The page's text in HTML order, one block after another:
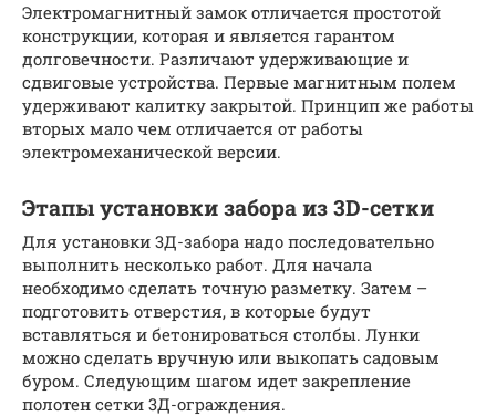
Электромагнитный замок отличается простотой
конструкции, которая и является гарантом
долговечности. Различают удерживающие и
сдвиговые устройства. Первые магнитным полем
удерживают калитку закрытой. Принцип же работы
вторых мало чем отличается от работы
электромеханической версии.
Этапы установки забора из 3D-сетки
Для установки 3Д-забора надо последовательно
выполнить несколько работ. Для начала
необходимо сделать точную разметку. Затем –
подготовить отверстия, в которые будут
вставляться и бетонироваться столбы. Лунки
можно сделать вручную или выкопать садовым
буром. Следующим шагом идет закрепление
полотен сетки 3Д-ограждения.